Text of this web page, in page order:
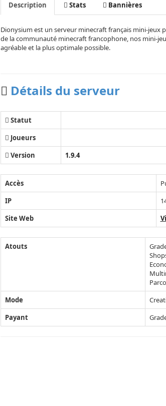
Description Stats Bannières
Dionysium est un serveur minecraft français mini-
de la communauté minecraft francophone, nos mini-
agréable et la plus optimale possible.
Détails du serveur
Statut
Joueurs
Version
1.9.4
Accès
IP
Site Web
Atouts
Mode
Payant